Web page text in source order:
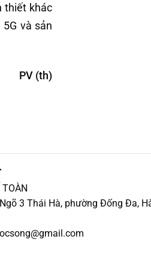
thiết khác
và sản
PV (th)
3 Thái Hà, phường Đống Đa,